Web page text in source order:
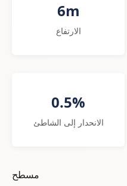
6m
الارتفاع
0.5%
الانحدار إلى الشاطئ
مسطح